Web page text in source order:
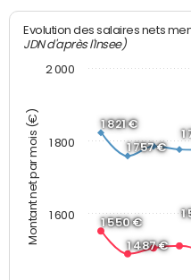
Montant net par mois (€)
Evolution des salaires nets
JDN d'après l'Insee)
1 550 €
1 487 €
1
1 821 €
1 757 €
1
1 600
1 800
2 000